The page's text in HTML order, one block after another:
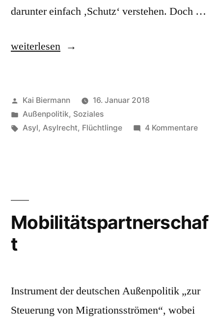
darunter einfach ‚Schutz‘ verstehen. Doch …
„Schutz,
weiterlesen
Veröffentlicht
von
Kai Biermann
16. Januar 2018
Veröffentlicht
in
Außenpolitik, Soziales
Schlagwörter:
Asyl, Asylrecht, Flüchtlinge 4 Kommentarezu
Mobilitätspartnerschaf
t
Instrument der deutschen Außenpolitik „zur
Steuerung von Migrationsströmen“, wobei